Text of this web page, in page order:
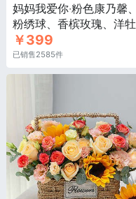
妈妈我爱你·粉色康乃馨、
粉绣球、香槟玫瑰、洋牡
丹、黄色香雪兰
￥399
已销售2585件